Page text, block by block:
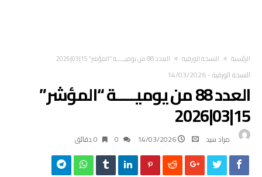
‫الرئيسية‬ النسخة الورقية العدد 88 من يوميـــــة “المؤشر” 15|03|2026
النسخة الورقية-
14/03/2026
العدد 88 من يوميـــــة “المؤشر”
15|03|2026
مراد سيد 14/03/2026 0 ‫دقائق‬